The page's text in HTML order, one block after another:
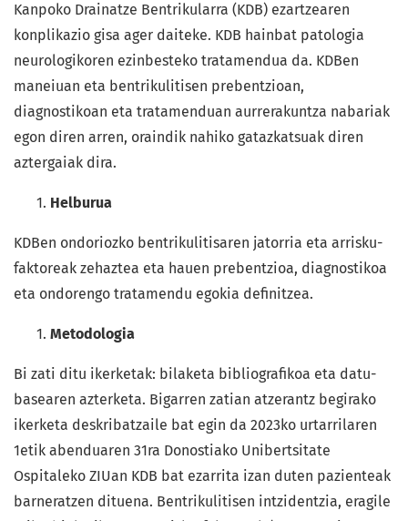
Kanpoko Drainatze Bentrikularra (KDB) ezartzearen
konplikazio gisa ager daiteke. KDB hainbat patologia
neurologikoren ezinbesteko tratamendua da. KDBen
maneiuan eta bentrikulitisen prebentzioan,
diagnostikoan eta tratamenduan aurrerakuntza nabariak
egon diren arren, oraindik nahiko gatazkatsuak diren
aztergaiak dira.
Helburua
KDBen ondoriozko bentrikulitisaren jatorria eta arrisku-
faktoreak zehaztea eta hauen prebentzioa, diagnostikoa
eta ondorengo tratamendu egokia definitzea.
Metodologia
Bi zati ditu ikerketak: bilaketa bibliografikoa eta datu-
basearen azterketa. Bigarren zatian atzerantz begirako
ikerketa deskribatzaile bat egin da 2023ko urtarrilaren
1etik abenduaren 31ra Donostiako Unibertsitate
Ospitaleko ZIUan KDB bat ezarrita izan duten pazienteak
barneratzen dituena. Bentrikulitisen intzidentzia, eragile